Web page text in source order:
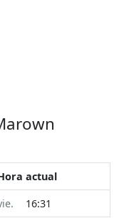
actual
16:31